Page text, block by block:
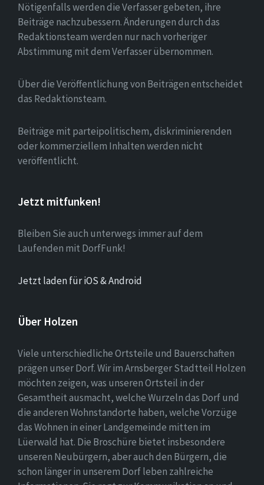
Nötigenfalls werden die Verfasser gebeten, ihre
Beiträge nachzubessern. Änderungen durch das
Redaktionsteam werden nur nach vorheriger
Abstimmung mit dem Verfasser übernommen.
Über die Veröffentlichung von Beiträgen entscheidet
das Redaktionsteam.
Beiträge mit parteipolitischem, diskriminierenden
oder kommerziellem Inhalten werden nicht
veröffentlicht.
Jetzt mitfunken!
Bleiben Sie auch unterwegs immer auf dem
Laufenden mit DorfFunk!
Jetzt laden für iOS & Android
Über Holzen
Viele unterschiedliche Ortsteile und Bauerschaften
prägen unser Dorf. Wir im Arnsberger Stadtteil Holzen
möchten zeigen, was unseren Ortsteil in der
Gesamtheit ausmacht, welche Wurzeln das Dorf und
die anderen Wohnstandorte haben, welche Vorzüge
das Wohnen in einer Landgemeinde mitten im
Lüerwald hat. Die Broschüre bietet insbesondere
unseren Neubürgern, aber auch den Bürgern, die
schon länger in unserem Dorf leben zahlreiche